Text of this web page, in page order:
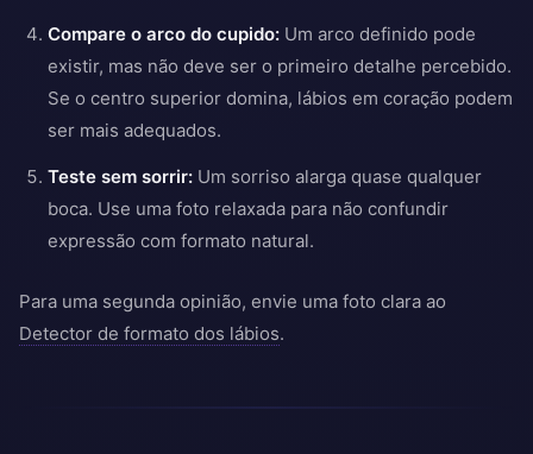
Compare o arco do cupido: Um arco definido pode
existir, mas não deve ser o primeiro detalhe percebido.
Se o centro superior domina, lábios em coração podem
ser mais adequados.
Teste sem sorrir: Um sorriso alarga quase qualquer
boca. Use uma foto relaxada para não confundir
expressão com formato natural.
Para uma segunda opinião, envie uma foto clara ao
Detector de formato dos lábios.